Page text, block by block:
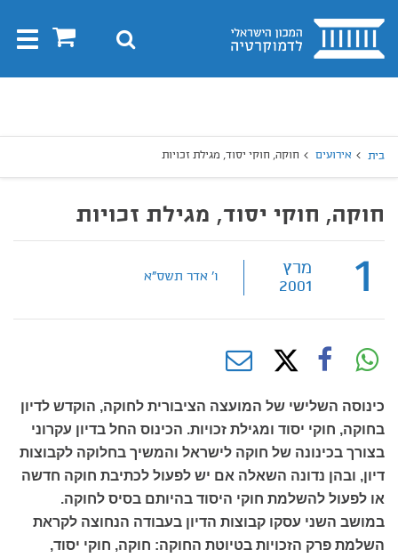
בית 0 חיפוש
בית אירועים חוקה, חוקי יסוד, מגילת זכויות
חוקה, חוקי יסוד, מגילת זכויות
1
מרץ
2001
ו' אדר תשס"א
כינוסה השלישי של המועצה הציבורית לחוקה, הוקדש לדיון
בחוקה, חוקי יסוד ומגילת זכויות. הכינוס החל בדיון עקרוני
בצורך בכינונה של חוקה לישראל והמשיך בחלוקה לקבוצות
דיון, ובהן נדונה השאלה אם יש לפעול לכתיבת חוקה חדשה
או לפעול להשלמת חוקי היסוד בהיותם בסיס לחוקה.
במושב השני עסקו קבוצות הדיון בעבודה הנחוצה לקראת
השלמת פרק הזכויות בטיוטת החוקה: חוקה, חוקי יסוד,